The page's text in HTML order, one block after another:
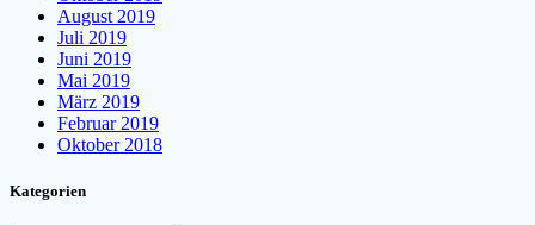
August 2019
Juli 2019
Juni 2019
Mai 2019
März 2019
Februar 2019
Oktober 2018
Kategorien